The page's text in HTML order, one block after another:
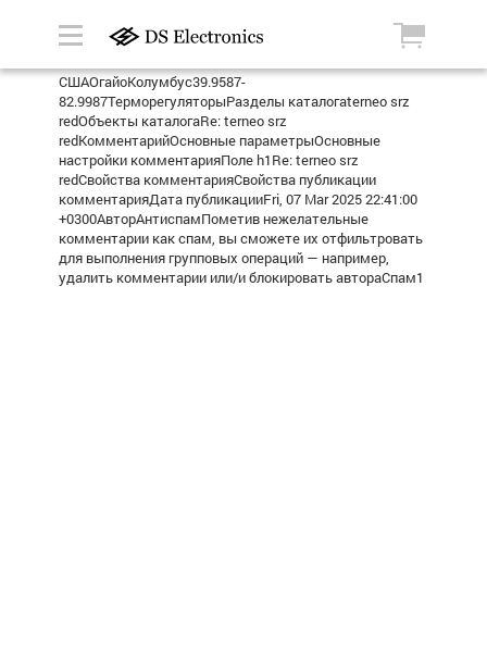
СШАОгайоКолумбус39.9587-
82.9987ТерморегуляторыРазделы каталогаterneo srz
redОбъекты каталогаRe: terneo srz
redКомментарийОсновные параметрыОсновные
настройки комментарияПоле h1Re: terneo srz
redСвойства комментарияСвойства публикации
комментарияДата публикацииFri, 07 Mar 2025 22:41:00
+0300АвторАнтиспамПометив нежелательные
комментарии как спам, вы сможете их отфильтровать
для выполнения групповых операций — например,
удалить комментарии или/и блокировать автораСпам1